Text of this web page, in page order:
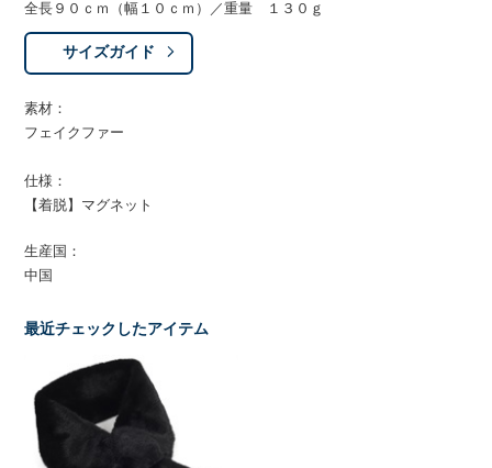
全長９０ｃｍ（幅１０ｃｍ）／重量 １３０ｇ
サイズガイド
素材：
フェイクファー
仕様：
【着脱】マグネット
生産国：
中国
最近チェックしたアイテム